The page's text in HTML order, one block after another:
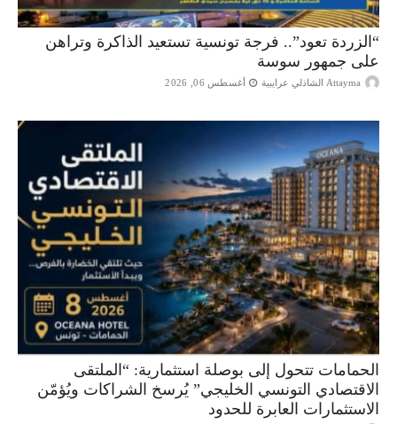
“الزردة تعود”.. فرجة تونسية تستعيد الذاكرة وتراهن
على جمهور سوسة
Attayma الشاذلي عرايبية أغسطس 06, 2026
الحمامات تتحول إلى بوصلة استثمارية: “الملتقى
الاقتصادي التونسي الخليجي” يُرسخ الشراكات ويُؤمّن
الاستثمارات العابرة للحدود